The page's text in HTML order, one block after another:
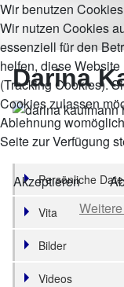
Darina
Persönliche
Vita
Bilder
Videos
Wir benutzen Cookies
Wir nutzen Cookies
essenziell für den
helfen, diese
(Tracking Cookies).
Cookies zulassen
Ablehnung
Seite zur Verfügung
Akzeptieren